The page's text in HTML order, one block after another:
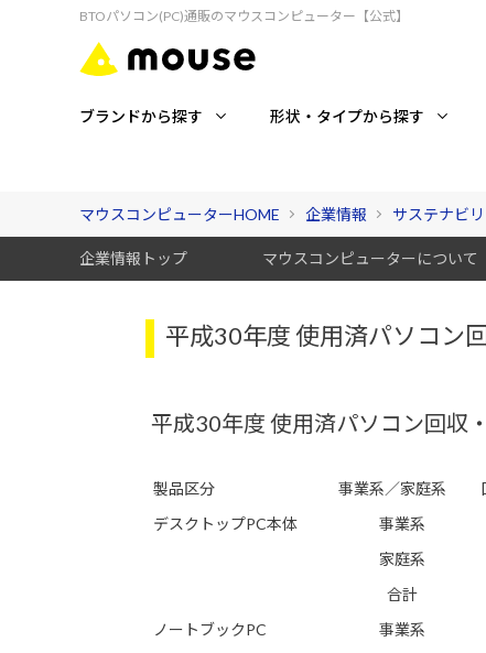
BTOパソコン(PC)通販のマウスコンピューター【公式】
ブランドから探す 形状・タイプから探す
マウスコンピューターHOME 企業情報 サステナビリ
企業情報トップ マウスコンピューターについて
平成30年度 使用済パソコン
平成30年度 使用済パソコン回収
製品区分 事業系／家庭系
デスクトップPC本体
事業系
家庭系
合計
ノートブックPC
事業系